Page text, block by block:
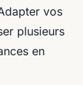
vos
plusieurs
en